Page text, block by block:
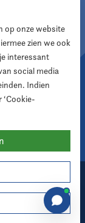
op onze website
zien we ook
interessant
social media
Indien